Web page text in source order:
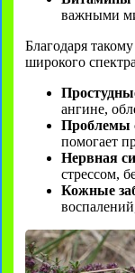
важными
Благодаря
широкого
ангине,
Проблемы
помогает
Нервная
стрессом,
Кожные